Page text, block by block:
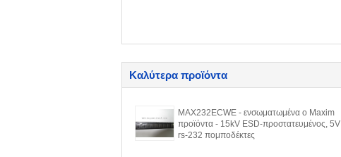
Καλύτερα προϊόντα
MAX232ECWE - ενσωματωμένα ο Maxim
προϊόντα - 15kV ESD-προστατευμένος, 5V
rs-232 πομποδέκτες